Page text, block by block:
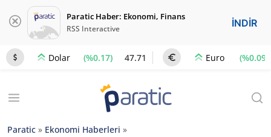
Paratic Haber: Ekonomi, Finans
RSS Interactive İNDİR
Dolar (%0.17) 47.71 Euro (%0.09)
Paratic » Ekonomi Haberleri »